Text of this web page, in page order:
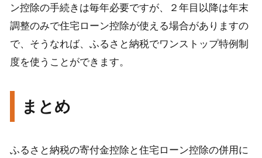
ン控除の手続きは毎年必要ですが、２年目以降は年末
調整のみで住宅ローン控除が使える場合がありますの
で、そうなれば、ふるさと納税でワンストップ特例制
度を使うことができます。
まとめ
ふるさと納税の寄付金控除と住宅ローン控除の併用に